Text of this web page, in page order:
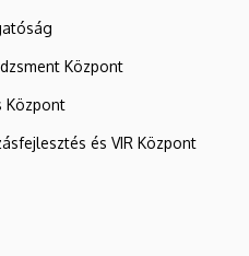
Központ
Központ
és VIR Központ